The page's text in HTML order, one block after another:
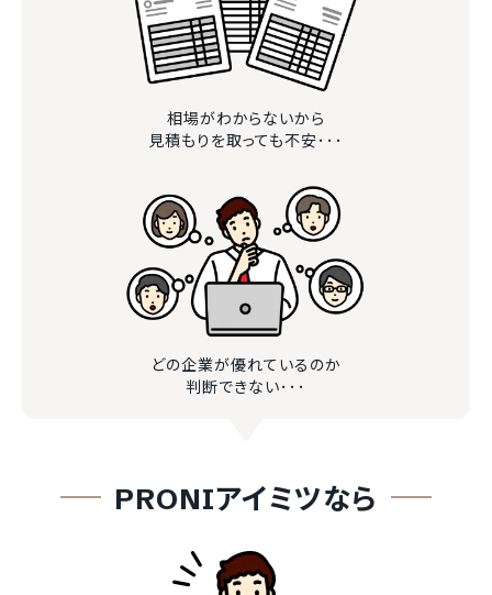
相場がわからないから
見積もりを取っても不安･･･
どの企業が優れているのか
判断できない･･･
PRONIアイミツなら